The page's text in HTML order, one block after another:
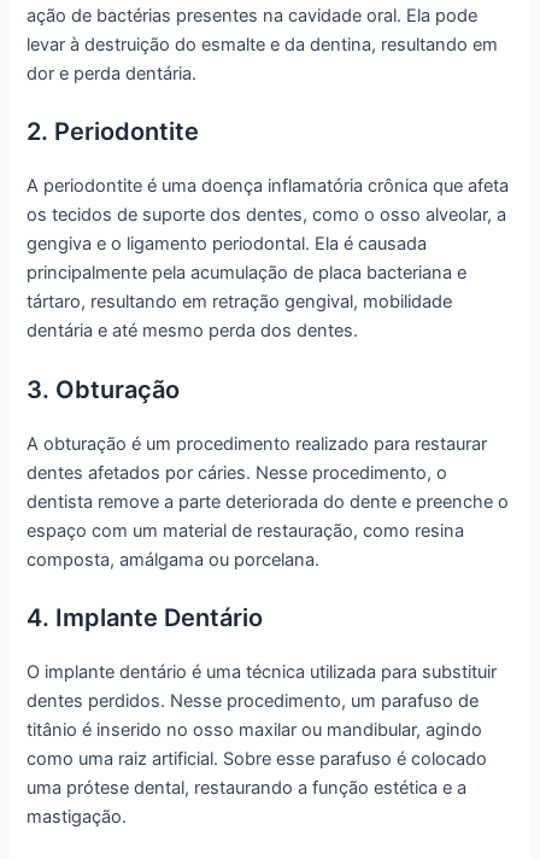
ação de bactérias presentes na cavidade oral. Ela pode
levar à destruição do esmalte e da dentina, resultando em
dor e perda dentária.
2. Periodontite
A periodontite é uma doença inflamatória crônica que afeta
os tecidos de suporte dos dentes, como o osso alveolar, a
gengiva e o ligamento periodontal. Ela é causada
principalmente pela acumulação de placa bacteriana e
tártaro, resultando em retração gengival, mobilidade
dentária e até mesmo perda dos dentes.
3. Obturação
A obturação é um procedimento realizado para restaurar
dentes afetados por cáries. Nesse procedimento, o
dentista remove a parte deteriorada do dente e preenche o
espaço com um material de restauração, como resina
composta, amálgama ou porcelana.
4. Implante Dentário
O implante dentário é uma técnica utilizada para substituir
dentes perdidos. Nesse procedimento, um parafuso de
titânio é inserido no osso maxilar ou mandibular, agindo
como uma raiz artificial. Sobre esse parafuso é colocado
uma prótese dental, restaurando a função estética e a
mastigação.